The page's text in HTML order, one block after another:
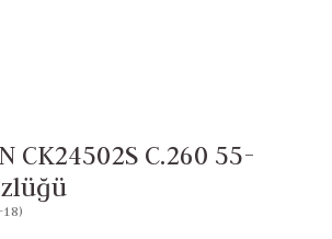
CK24502S C.260 55-
18)